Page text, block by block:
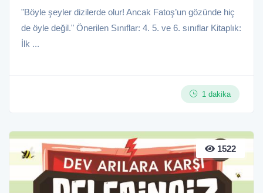
"Böyle şeyler dizilerde olur! Ancak Fatoş’un gözünde hiç
de öyle değil." Önerilen Sınıflar: 4. 5. ve 6. sınıflar Kitaplık:
İlk ...
1 dakika
1522